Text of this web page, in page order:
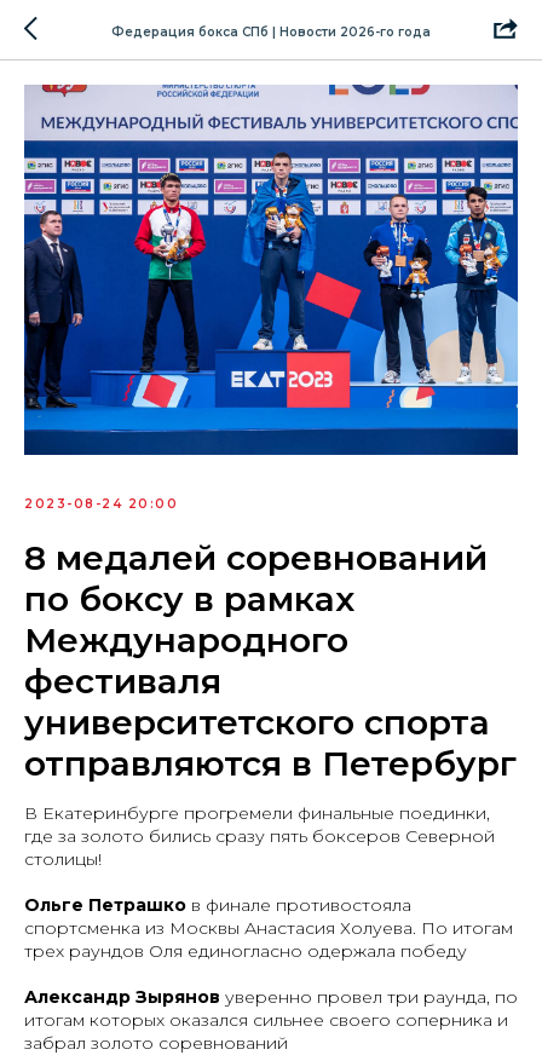
Федерация бокса СПб | Новости 2026-го года
2023-08-24 20:00
8 медалей соревнований
по боксу в рамках
Международного
фестиваля
университетского спорта
отправляются в Петербург
В Екатеринбурге прогремели финальные поединки,
где за золото бились сразу пять боксеров Северной
столицы!
Ольге Петрашко в финале противостояла
спортсменка из Москвы Анастасия Холуева. По итогам
трех раундов Оля единогласно одержала победу
Александр Зырянов уверенно провел три раунда, по
итогам которых оказался сильнее своего соперника и
забрал золото соревнований